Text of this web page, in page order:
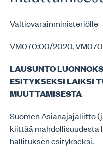
Valtiovarainministeriölle
VM070:00/2020,
LAUSUNTO
ESITYKSEKSI LAIKSI
MUUTTAMISESTA
Suomen Asianajajaliitto
kiittää mahdollisuudesta
hallituksen esitykseksi.